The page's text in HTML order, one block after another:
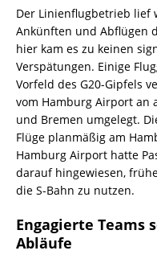
Der Linienflugbetrieb lief
Ankünften und Abflügen
hier kam es zu keinen
Verspätungen. Einige
Vorfeld des G20-Gipfels
vom Hamburg Airport an
und Bremen umgelegt.
Flüge planmäßig am
Hamburg Airport hatte
darauf hingewiesen,
die S-Bahn zu nutzen.
Engagierte Teams
Abläufe